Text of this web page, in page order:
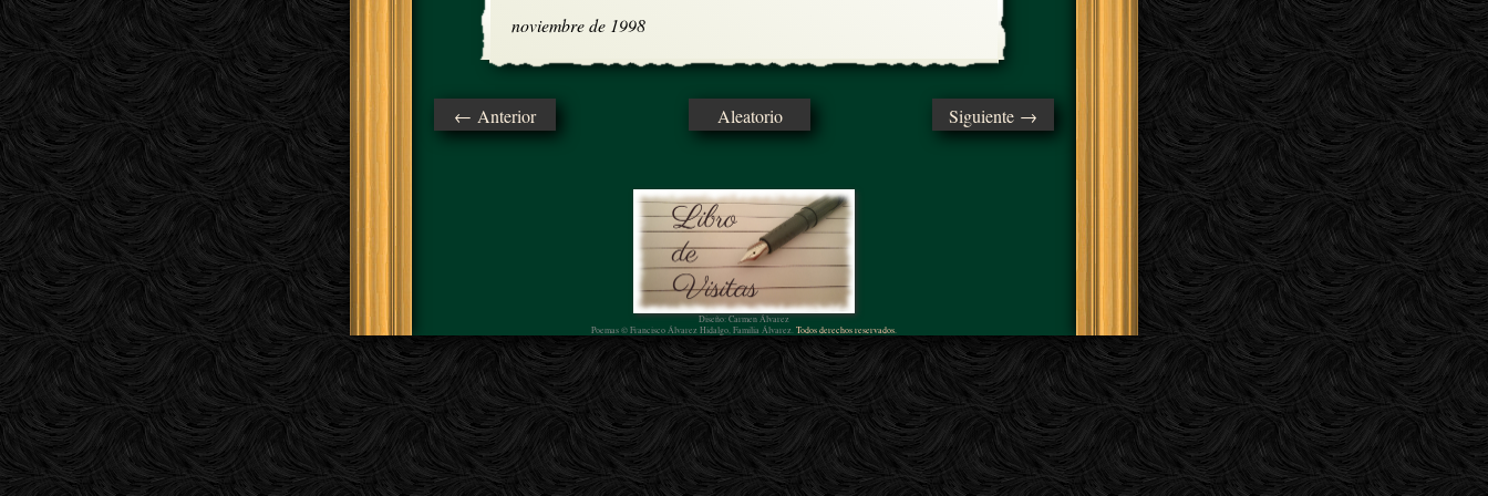
noviembre de 1998
← Anterior Aleatorio Siguiente →
Diseño: Carmen Álvarez
Poemas © Francisco Álvarez Hidalgo, Familia Álvarez. Todos derechos reservados.